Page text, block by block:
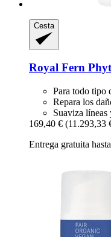
Cesta
Royal Fern
Para todo tipo
Repara los
Suaviza líneas
169,40 € (11.293,33
Entrega gratuita